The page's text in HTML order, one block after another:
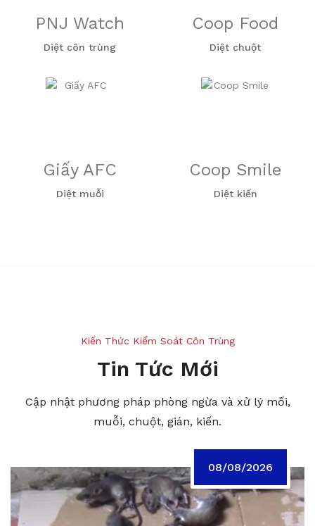
PNJ Watch
Diệt côn trùng
Coop Food
Diệt chuột
Giấy AFC
Diệt muỗi
Coop Smile
Diệt kiến
Kiến Thức Kiểm Soát Côn Trùng
Tin Tức Mới
Cập nhật phương pháp phòng ngừa và xử lý mối,
muỗi, chuột, gián, kiến.
08/08/2026